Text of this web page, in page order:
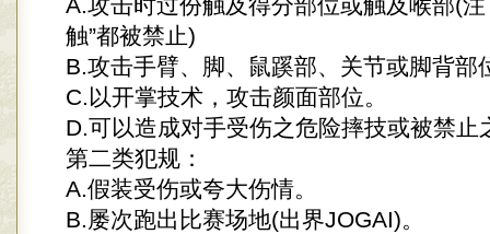
A.攻击时过份触及得分部位或触及喉部(注
触”都被禁止)
B.攻击手臂、脚、鼠蹊部、关节或脚背部
C.以开掌技术，攻击颜面部位。
D.可以造成对手受伤之危险摔技或被禁止
第二类犯规：
A.假装受伤或夸大伤情。
B.屡次跑出比赛场地(出界JOGAI)。